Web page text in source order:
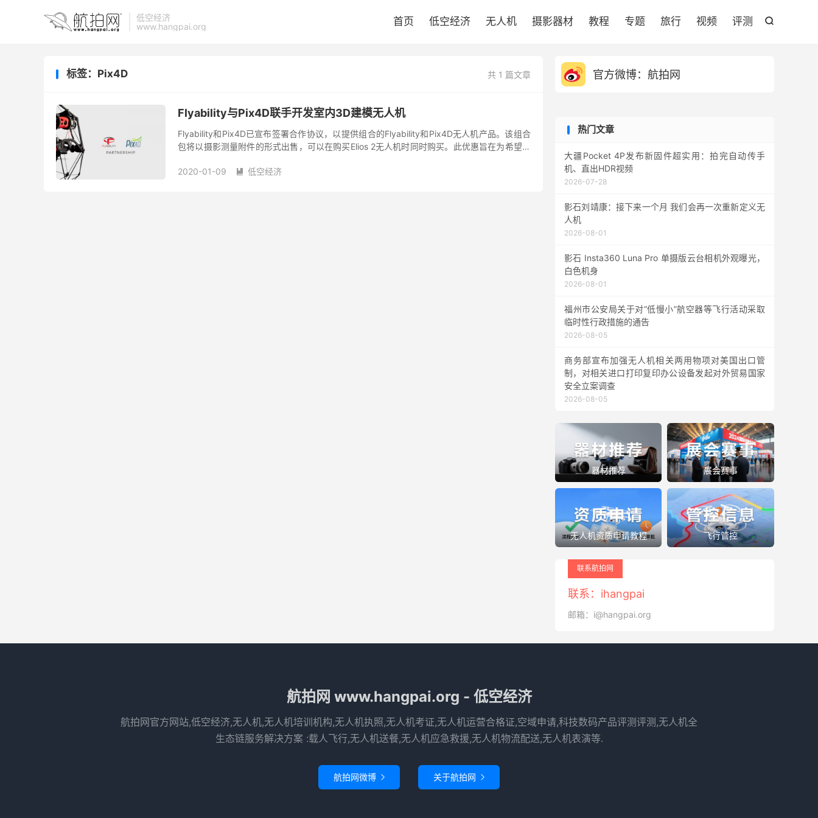
低空经济
www.hangpai.org

首页 低空经济 无人机 摄影器材 教程 专题 旅行 视频 评测
共 1 篇文章
标签：Pix4D
Flyability与Pix4D联手开发室内3D建模无人机
Flyability和Pix4D已宣布签署合作协议，以提供组合的Flyability和Pix4D无人机产品。该组合
包将以摄影测量附件的形式出售，可以在购买Elios 2无人机时同时购买。此优惠旨在为希望使
2020-01-09
 低空经济
官方微博：航拍网
热门文章
大疆Pocket 4P发布新固件超实用：拍完自动传手
机、直出HDR视频
2026-07-28
影石刘靖康：接下来一个月 我们会再一次重新定义无
人机
2026-08-01
影石 Insta360 Luna Pro 单摄版云台相机外观曝光，
白色机身
2026-08-01
福州市公安局关于对“低慢小”航空器等飞行活动采取
临时性行政措施的通告
2026-08-05
商务部宣布加强无人机相关两用物项对美国出口管
制，对相关进口打印复印办公设备发起对外贸易国家
安全立案调查
2026-08-05
器材推荐 展会赛事
无人机资质申请教程 飞行管控
联系航拍网
联系：ihangpai
邮箱：i@hangpai.org
航拍网 www.hangpai.org - 低空经济
航拍网官方网站,低空经济,无人机,无人机培训机构,无人机执照,无人机考证,无人机运营合格证,空域申请,科技数码产品评测评测,无人机全
生态链服务解决方案 :载人飞行,无人机送餐,无人机应急救援,无人机物流配送,无人机表演等.
航拍网微博  关于航拍网 